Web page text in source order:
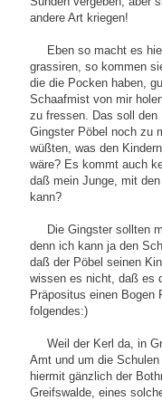
andere Art kriegen!
Eben so macht es
grassiren, so kommen
die die Pocken haben,
Schaafmist von mir
zu fressen. Das soll den
Gingster Pöbel noch zu
wüßten, was den
wäre? Es kommt auch
daß mein Junge, mit
kann?
Die Gingster sollten
denn ich kann ja den
daß der Pöbel seinen
wissen es nicht, daß es
Präpositus einen Bogen
folgendes:)
Weil der Kerl da, in
Amt und um die
hiermit gänzlich der
Greifswalde, eines